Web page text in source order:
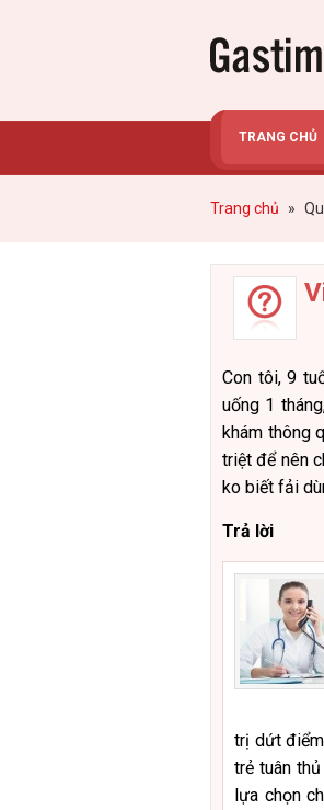
TRANG CHỦ
Trang chủ »
Con tôi, 9
uống 1
khám thông
triệt để nên
ko biết fải
Trả lời
trị dứt
trẻ tuân
lựa chọn